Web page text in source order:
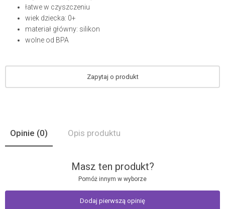
łatwe w czyszczeniu
wiek dziecka: 0+
materiał główny: silikon
wolne od BPA
Zapytaj o produkt
Opinie (0) Opis produktu
Masz ten produkt?
Pomóż innym w wyborze
Dodaj pierwszą opinię